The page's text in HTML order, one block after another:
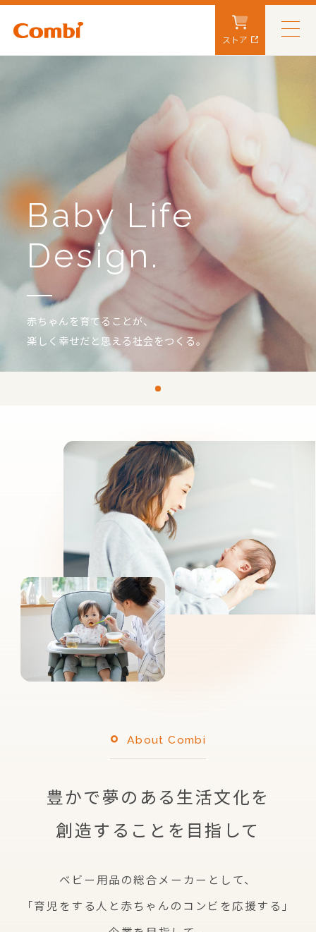
ストア
Baby Life
Design.
赤ちゃんを育てることが、
楽しく幸せだと思える社会をつくる。
About Combi
豊かで夢のある生活文化を
創造することを目指して
ベビー用品の総合メーカーとして、
「育児をする人と赤ちゃんのコンビを応援する」